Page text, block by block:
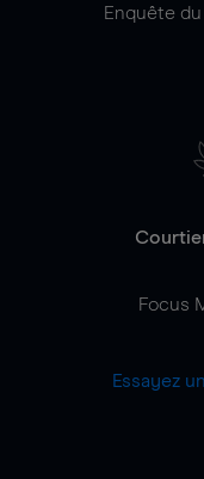
Enquête
Focus
Essayez